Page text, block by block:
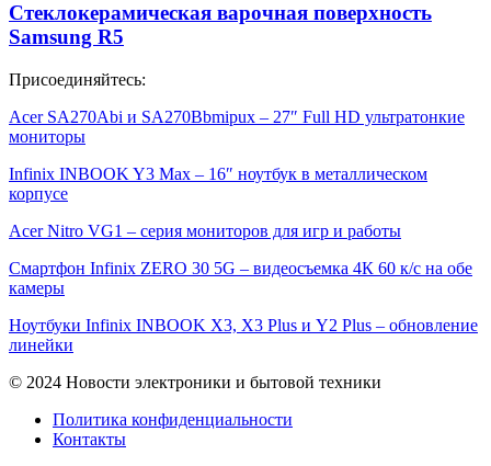
Стеклокерамическая варочная поверхность
Samsung R5
Присоединяйтесь:
Acer SA270Abi и SA270Bbmipux – 27″ Full HD ультратонкие
мониторы
Infinix INBOOK Y3 Max – 16″ ноутбук в металлическом
корпусе
Acer Nitro VG1 – серия мониторов для игр и работы
Смартфон Infinix ZERO 30 5G – видеосъемка 4К 60 к/с на обе
камеры
Ноутбуки Infinix INBOOK X3, X3 Plus и Y2 Plus – обновление
линейки
© 2024 Новости электроники и бытовой техники
Политика конфиденциальности
Контакты